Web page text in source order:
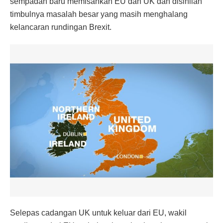
timbulnya masalah besar yang masih menghalang
kelancaran rundingan Brexit.
Selepas cadangan UK untuk keluar dari EU, wakil